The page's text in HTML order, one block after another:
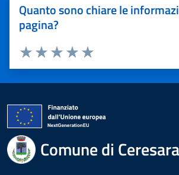
Quanto sono chiare le
pagina?
Valuta 5 stelle su 5
Valuta 4 stelle su 5
Valuta 3 stelle su 5
Valuta 2 stelle su 5
Valuta 1 stelle su 5
Comune di Ceresara